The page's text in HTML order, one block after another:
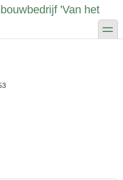
'Van het
toggle